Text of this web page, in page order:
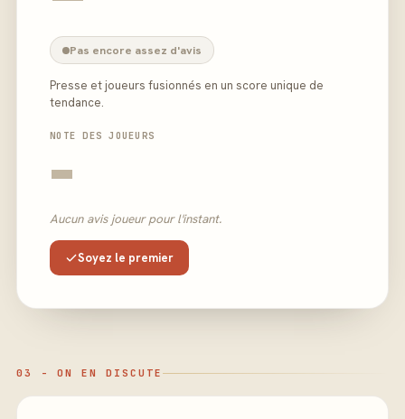
Pas encore assez d'avis
Presse et joueurs fusionnés en un score unique de
tendance.
NOTE DES JOUEURS
-
Aucun avis joueur pour l'instant.
Soyez le premier
03 - ON EN DISCUTE